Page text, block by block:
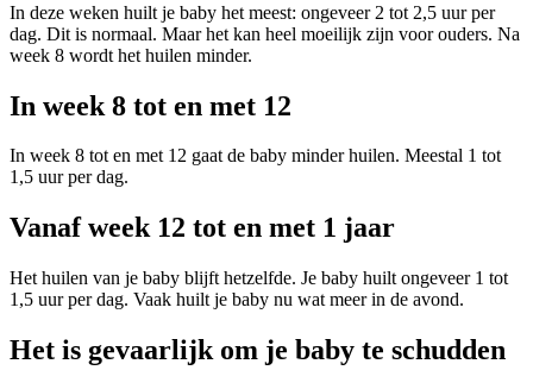
In deze weken huilt je baby het meest: ongeveer 2 tot 2,5 uur per
dag. Dit is normaal. Maar het kan heel moeilijk zijn voor ouders. Na
week 8 wordt het huilen minder.
In week 8 tot en met 12
In week 8 tot en met 12 gaat de baby minder huilen. Meestal 1 tot
1,5 uur per dag.
Vanaf week 12 tot en met 1 jaar
Het huilen van je baby blijft hetzelfde. Je baby huilt ongeveer 1 tot
1,5 uur per dag. Vaak huilt je baby nu wat meer in de avond.
Het is gevaarlijk om je baby te schudden